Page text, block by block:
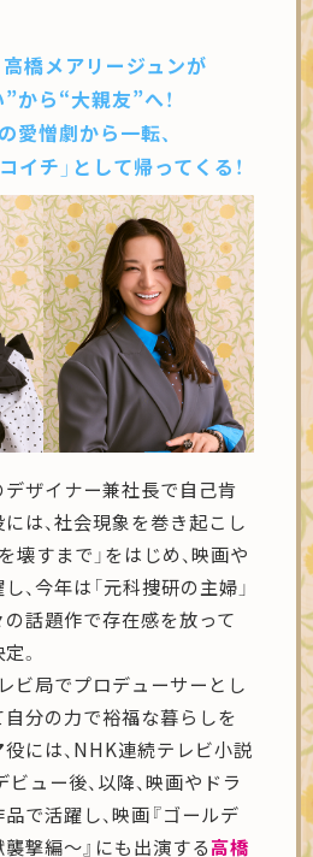
高橋メアリージュンが
から“大親友”へ！
愛憎劇から一転、
イチ」 として帰ってくる！
ザイナー兼社長で自己肯
には、社会現象を巻き起こし
壊すまで」をはじめ、映画や
、今年は「元科捜研の主婦」
話題作で存在感を放って
。
ビ局でプロデューサーとし
分の力で裕福な暮らしを
役には、NHK連続テレビ小説
ビュー後、以降、映画やドラ
で活躍し、映画『ゴールデ
撃編～』にも出演する高橋